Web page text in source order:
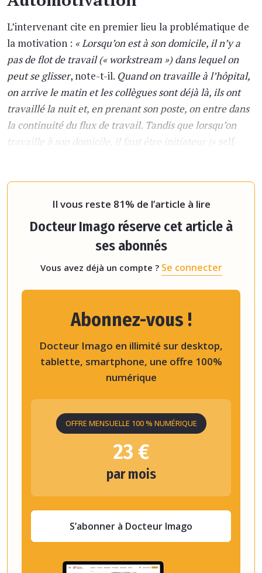
L’intervenant cite en premier lieu la problématique de
la motivation : « Lorsqu’on est à son domicile, il n’y a
pas de flot de travail (« workstream ») dans lequel on
peut se glisser, note-t-il. Quand on travaille à l’hôpital,
on arrive le matin et les collègues sont déjà là, ils ont
travaillé la nuit et, en prenant son poste, on entre dans
la continuité du flux de travail. Tandis que lorsqu’on
travaille à son domicile, il faut être initiateur (
« self-
Il vous reste 81% de l’article à lire
Docteur Imago réserve cet article à
ses abonnés
Vous avez déjà un compte ? Se connecter
Abonnez-vous !
Docteur Imago en illimité sur desktop,
tablette, smartphone, une offre 100%
numérique
OFFRE MENSUELLE 100 % NUMÉRIQUE
23 €
par mois
S’abonner à Docteur Imago